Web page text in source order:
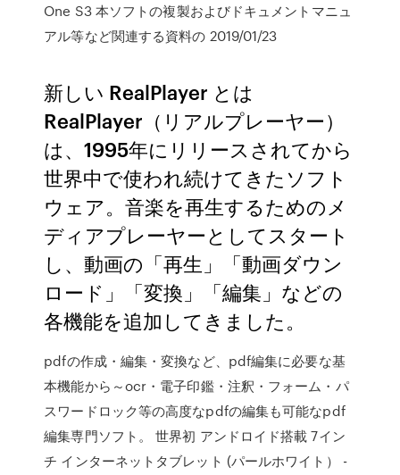
One S3 本ソフトの複製およびドキュメントマニュ
アル等など関連する資料の 2019/01/23
新しい RealPlayer とは
RealPlayer（リアルプレーヤー）
は、1995年にリリースされてから
世界中で使われ続けてきたソフト
ウェア。音楽を再生するためのメ
ディアプレーヤーとしてスタート
し、動画の「再生」「動画ダウン
ロード」「変換」「編集」などの
各機能を追加してきました。
pdfの作成・編集・変換など、pdf編集に必要な基
本機能から～ocr・電子印鑑・注釈・フォーム・パ
スワードロック等の高度なpdfの編集も可能なpdf
編集専門ソフト。 世界初 アンドロイド搭載 7イン
チ インターネットタブレット (パールホワイト） -